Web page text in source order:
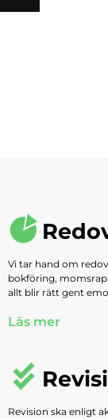
Vi tar hand om
bokföring,
allt blir rätt gent
Läs mer
Revision ska enligt